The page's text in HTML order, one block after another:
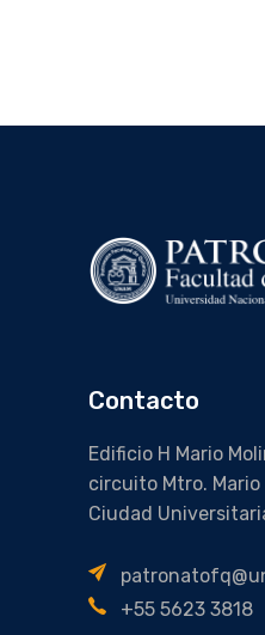
Contacto
Edificio H Mario
circuito Mtro.
Ciudad
+55 5623 3818